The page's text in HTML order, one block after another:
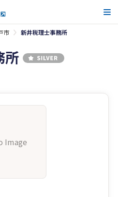
市 新井税理士事務所
所
Image